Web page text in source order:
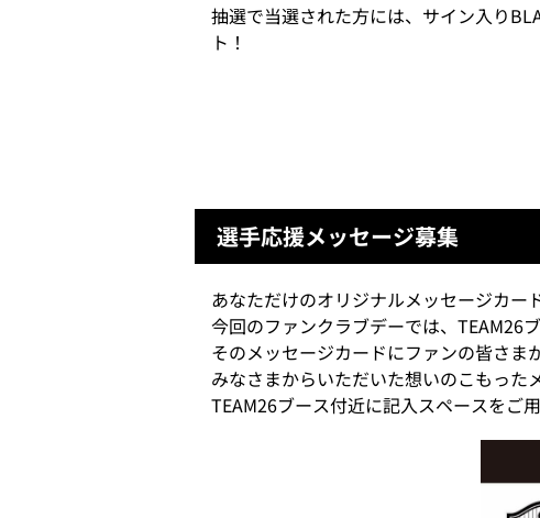
抽選で当選された方には、サイン入り
ト！
選手応援メッセージ募集
あなただけのオリジナルメッセージカー
今回のファンクラブデーでは、TEAM26
そのメッセージカードにファンの皆さま
みなさまからいただいた想いのこもった
TEAM26ブース付近に記入スペースをご